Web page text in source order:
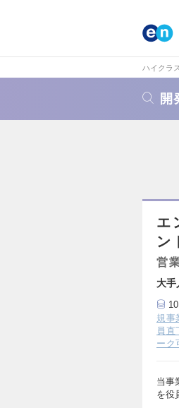
ハイクラ
開
エ
ン
営
大手
規事
員直
ーク
当事
を役